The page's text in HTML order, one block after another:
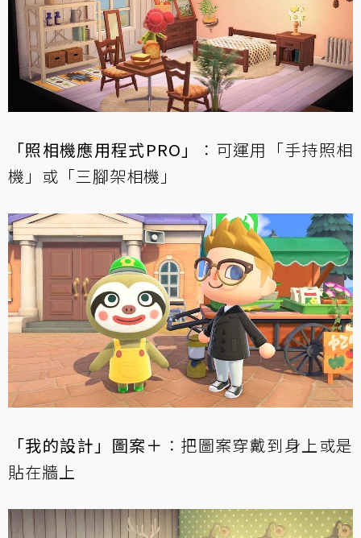
「照相機應用程式PRO」
：可運用「手持照相
機」或「三腳架相機」
「我的設計」圖案＋ ：把圖案穿戴到身上或是
貼在牆上